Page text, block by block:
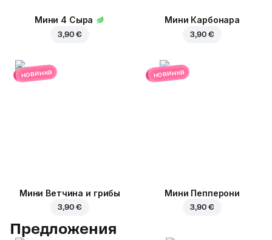
Мини 4 Сыра
3,90 €
Мини Карбонара
3,90 €
новинка
Мини Ветчина и грибы
3,90 €
новинка
Мини Пепперони
3,90 €
Предложения